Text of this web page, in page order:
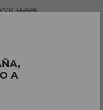
PVR: 13,30€
A